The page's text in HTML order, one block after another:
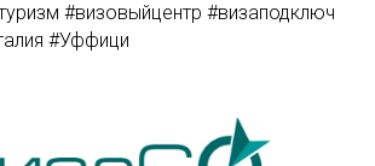
#визовыйцентр #визаподключ
#Уффици